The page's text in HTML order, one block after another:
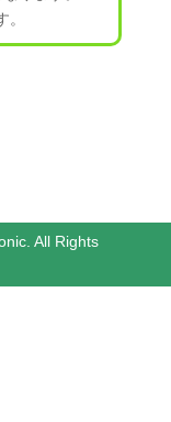
All Rights